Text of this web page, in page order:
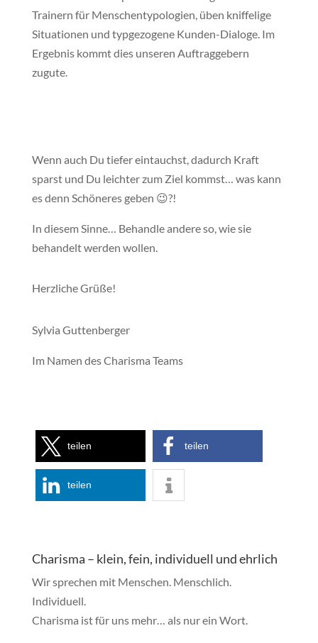
Trainern für Menschentypologien, üben kniffelige
Situationen und typgezogene Kunden-Dialoge. Im
Ergebnis kommt dies unseren Auftraggebern
zugute.
Wenn auch Du tiefer eintauchst, dadurch Kraft
sparst und Du leichter zum Ziel kommst… was kann
es denn Schöneres geben 😉?!
In diesem Sinne… Behandle andere so, wie sie
behandelt werden wollen.
Herzliche Grüße!
Sylvia Guttenberger
Im Namen des Charisma Teams
teilen teilen
teilen
Charisma – klein, fein, individuell und ehrlich
Wir sprechen mit Menschen. Menschlich.
Individuell.
Charisma ist für uns mehr… als nur ein Wort.